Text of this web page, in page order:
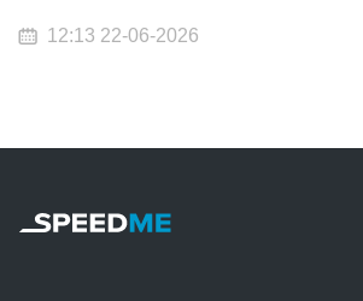
12:13 22-06-2026